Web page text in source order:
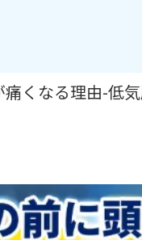
くなる理由-低